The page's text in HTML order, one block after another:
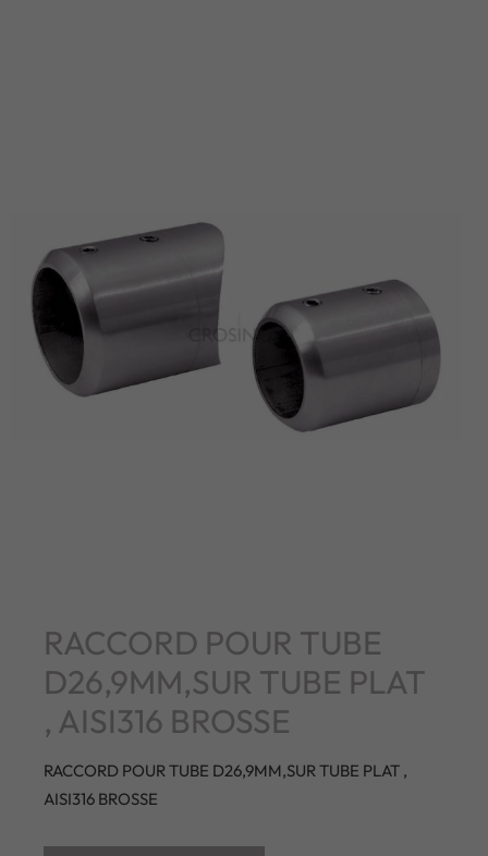
RACCORD POUR TUBE
D26,9MM,SUR TUBE PLAT
, AISI316 BROSSE
RACCORD POUR TUBE D26,9MM,SUR TUBE PLAT ,
AISI316 BROSSE